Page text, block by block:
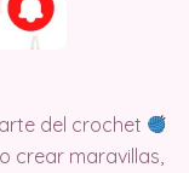
del crochet
crear maravillas,